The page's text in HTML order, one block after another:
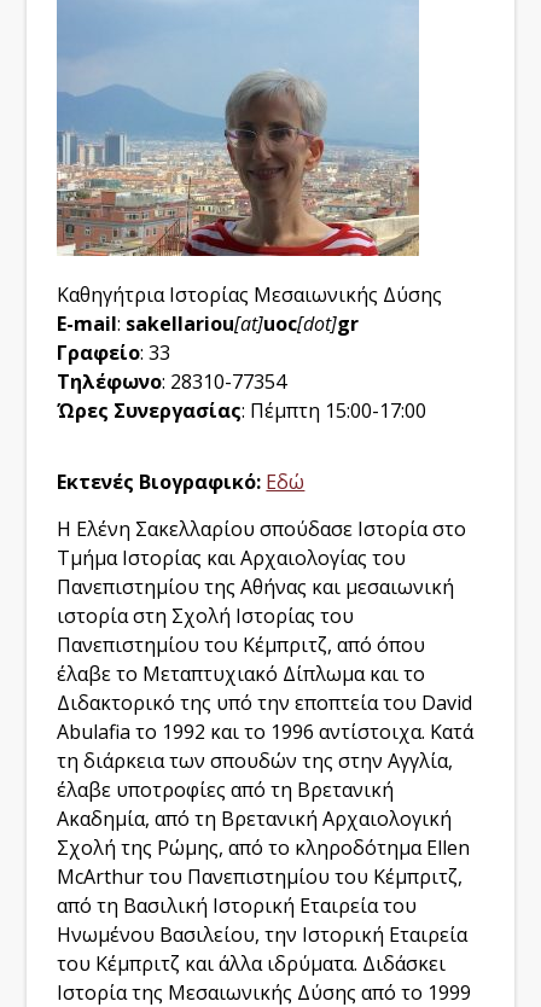
Καθηγήτρια Ιστορίας Μεσαιωνικής Δύσης
E-mail: sakellariou[at]uoc[dot]gr
Γραφείο: 33
Τηλέφωνο: 28310-77354
Ώρες Συνεργασίας: Πέμπτη 15:00-17:00
Εκτενές Βιογραφικό: Εδώ
Η Ελένη Σακελλαρίου σπούδασε Ιστορία στο
Τμήμα Ιστορίας και Αρχαιολογίας του
Πανεπιστημίου της Αθήνας και μεσαιωνική
ιστορία στη Σχολή Ιστορίας του
Πανεπιστημίου του Κέμπριτζ, από όπου
έλαβε το Μεταπτυχιακό Δίπλωμα και το
Διδακτορικό της υπό την εποπτεία του David
Abulafia το 1992 και το 1996 αντίστοιχα. Κατά
τη διάρκεια των σπουδών της στην Αγγλία,
έλαβε υποτροφίες από τη Βρετανική
Ακαδημία, από τη Βρετανική Αρχαιολογική
Σχολή της Ρώμης, από το κληροδότημα Ellen
McArthur του Πανεπιστημίου του Κέμπριτζ,
από τη Βασιλική Ιστορική Εταιρεία του
Ηνωμένου Βασιλείου, την Ιστορική Εταιρεία
του Κέμπριτζ και άλλα ιδρύματα. Διδάσκει
Ιστορία της Μεσαιωνικής Δύσης από το 1999